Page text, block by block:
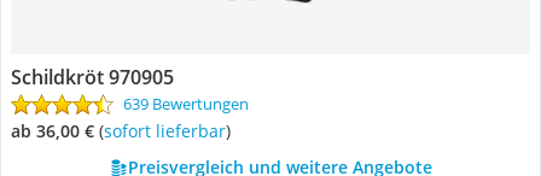
Schildkröt 970905
639 Bewertungen
ab 36,00 € ( Sofort lieferbar)
Preisvergleich und weitere Angebote